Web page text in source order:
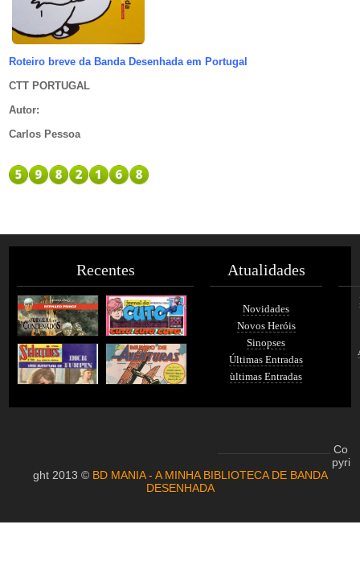
Roteiro breve da Banda Desenhada em Portugal
CTT PORTUGAL
Autor:
Carlos Pessoa
Recentes Atualidades
Novidades
Novos Heróis
Sinopses
Últimas Entradas
ùltimas Entradas
Co
pyri
ght 2013 © BD MANIA - A MINHA BIBLIOTECA DE BANDA
DESENHADA